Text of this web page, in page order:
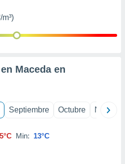
Maceda en
Septiembre Octubre
Min: 13°C